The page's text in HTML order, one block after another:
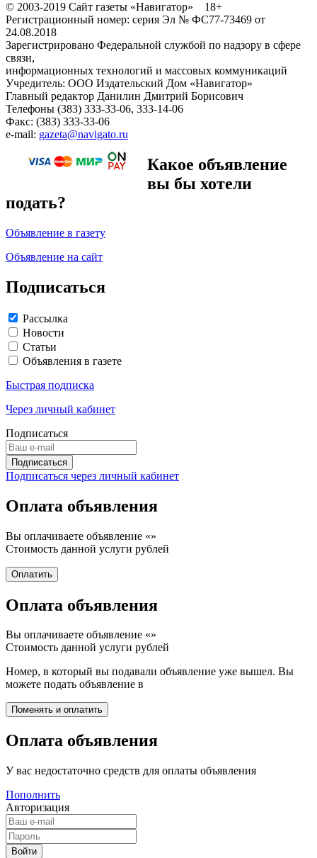
© 2003-2019 Сайт газеты «Навигатор» 18+
Регистрационный номер: серия Эл № ФС77-73469 от
24.08.2018
Зарегистрировано Федеральной службой по надзору в сфере
связи,
информационных технологий и массовых коммуникаций
Учредитель: ООО Издательский Дом «Навигатор»
Главный редактор Данилин Дмитрий Борисович
Телефоны (383) 333-33-06, 333-14-06
Факс: (383) 333-33-06
e-mail: gazeta@navigato.ru
Какое объявление
вы бы хотели
подать?
Объявление в газету
Объявление на сайт
Подписаться
Рассылка
Новости
Статьи
Объявления в газете
Быстрая подписка
Через личный кабинет
Подписаться
Подписаться через личный кабинет
Оплата объявления
Вы оплачиваете объявление «»
Стоимость данной услуги рублей
Оплата объявления
Вы оплачиваете объявление «»
Стоимость данной услуги рублей
Номер, в который вы подавали объявление уже вышел. Вы
можете подать объявление в
Оплата объявления
У вас недостаточно средств для оплаты объявления
Пополнить
Авторизация